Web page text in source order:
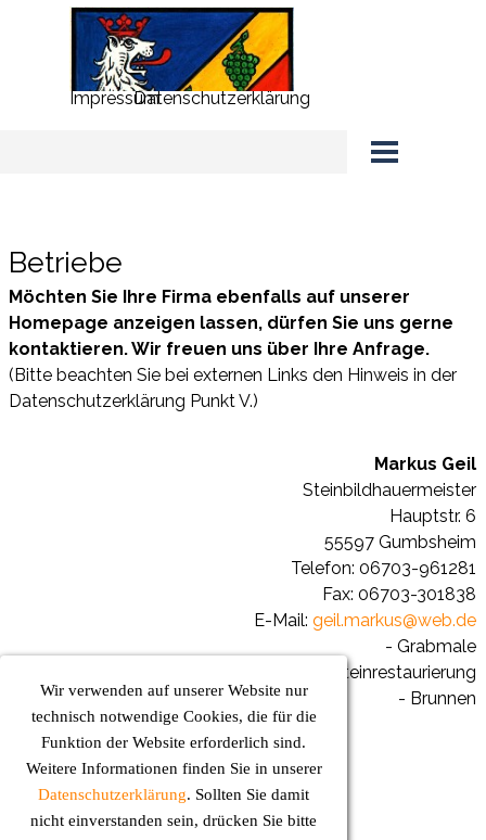
Wir verwenden auf unserer Website nur
technisch notwendige Cookies, die für die
Funktion der Website erforderlich sind.
Weitere Informationen finden Sie in unserer
Datenschutzerklärung. Sollten Sie damit
nicht einverstanden sein, drücken Sie bitte
Direkt zum Seiteninhalt
Menü überspringen
ImpressumDatenschutzerklärung
Betriebe
Möchten Sie Ihre Firma ebenfalls auf unserer
Homepage anzeigen lassen, dürfen Sie uns gerne
kontaktieren. Wir freuen uns über Ihre Anfrage.
(Bitte beachten Sie bei externen Links den Hinweis in der
Datenschutzerklärung Punkt V.)
Markus Geil
Steinbildhauermeister
Hauptstr. 6
55597 Gumbsheim
Telefon: 06703-961281
Fax: 06703-301838
E-Mail:geil.markus@web.de
- Grabmale
- Sandsteinrestaurierung
- Brunnen
Frank Espenschied >>>
- Heizung & Sanitär
- Kernbohrungen